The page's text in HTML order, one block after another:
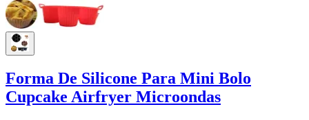
Forma De Silicone Para Mini Bolo
Cupcake Airfryer Microondas